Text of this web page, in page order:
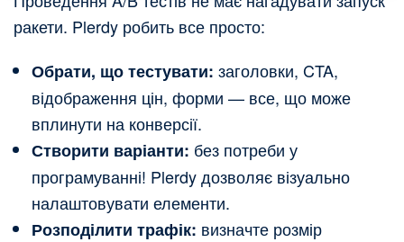
ракети. Plerdy робить все просто:
Обрати, що тестувати: заголовки, CTA,
відображення цін, форми — все, що може
вплинути на конверсії.
Створити варіанти: без потреби у
програмуванні! Plerdy дозволяє візуально
налаштовувати елементи.
Розподілити трафік: визначте розмір